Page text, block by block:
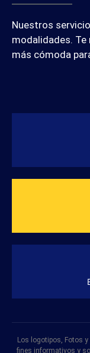
Nuestros
modalidades.
más cómoda
Los logotipos, Fotos
fines informativos y